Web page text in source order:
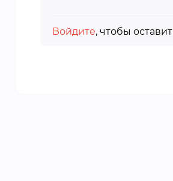
Войдите, чтобы